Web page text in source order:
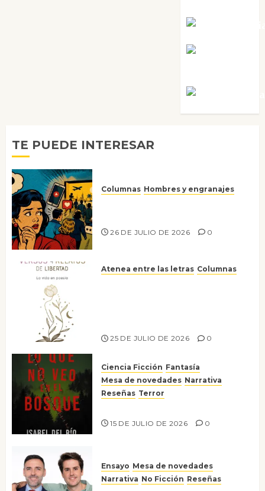
TE PUEDE INTERESAR
Columnas Hombres y engranajes
26 DE JULIO DE 2026 0
Atenea entre las letras Columnas
25 DE JULIO DE 2026 0
Ciencia Ficción Fantasía
Mesa de novedades Narrativa
Reseñas Terror
15 DE JULIO DE 2026 0
Ensayo Mesa de novedades
Narrativa No Ficción Reseñas